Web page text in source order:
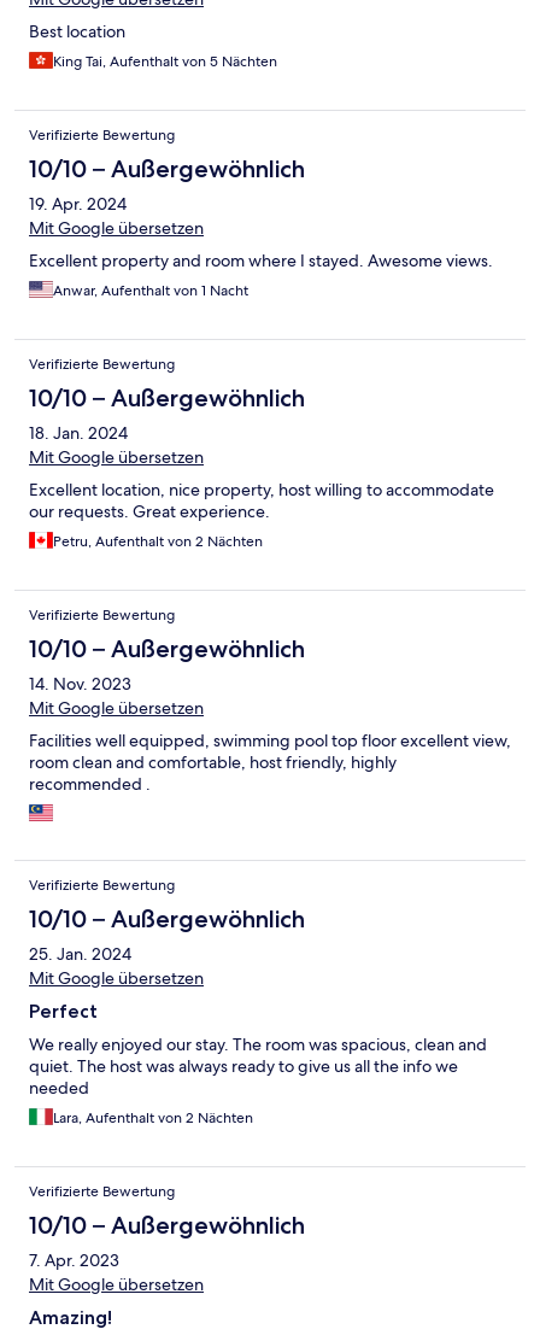
Best location
King Tai, Aufenthalt von 5 Nächten
Verifizierte Bewertung
10/10 – Außergewöhnlich
19. Apr. 2024
Mit Google übersetzen
Excellent property and room where I stayed. Awesome views.
Anwar, Aufenthalt von 1 Nacht
Verifizierte Bewertung
10/10 – Außergewöhnlich
18. Jan. 2024
Mit Google übersetzen
Excellent location, nice property, host willing to accommodate
our requests. Great experience.
Petru, Aufenthalt von 2 Nächten
Verifizierte Bewertung
10/10 – Außergewöhnlich
14. Nov. 2023
Mit Google übersetzen
Facilities well equipped, swimming pool top floor excellent view,
room clean and comfortable, host friendly, highly
recommended .
Verifizierte Bewertung
10/10 – Außergewöhnlich
25. Jan. 2024
Mit Google übersetzen
Perfect
We really enjoyed our stay. The room was spacious, clean and
quiet. The host was always ready to give us all the info we
needed
Lara, Aufenthalt von 2 Nächten
Verifizierte Bewertung
10/10 – Außergewöhnlich
7. Apr. 2023
Mit Google übersetzen
Amazing!